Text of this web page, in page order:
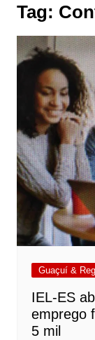
Tag:
Guaçuí &
IEL-ES
emprego
5 mil